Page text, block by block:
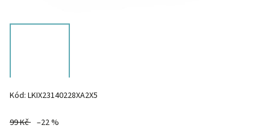
Kód: LKIX23140228XA2X5
99 Kč –22 %